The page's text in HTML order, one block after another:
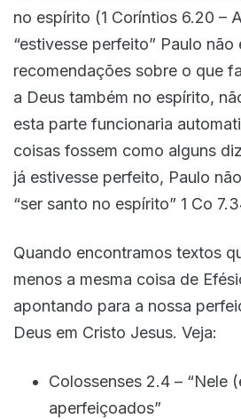
no espírito (1 Coríntios 6.20 –
“estivesse perfeito” Paulo não
recomendações sobre o que
a Deus também no espírito,
esta parte funcionaria
coisas fossem como alguns
já estivesse perfeito, Paulo
“ser santo no espírito” 1 Co
Quando encontramos textos
menos a mesma coisa de
apontando para a nossa
Deus em Cristo Jesus. Veja:
Colossenses 2.4 – “Nele
aperfeiçoados”